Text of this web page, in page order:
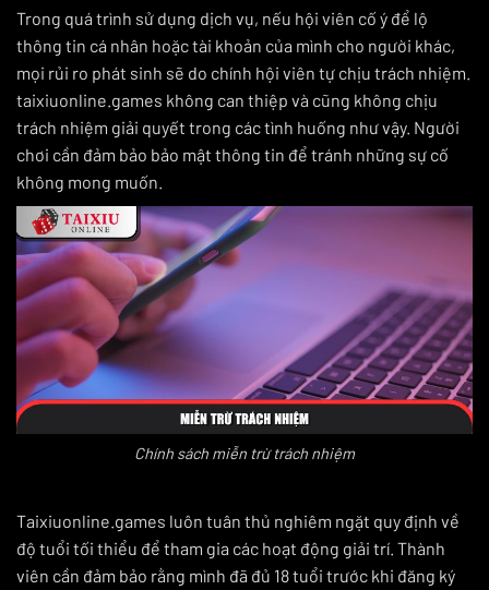
Trong quá trình sử dụng dịch vụ, nếu hội viên cố ý để lộ
thông tin cá nhân hoặc tài khoản của mình cho người khác,
mọi rủi ro phát sinh sẽ do chính hội viên tự chịu trách nhiệm.
taixiuonline.games không can thiệp và cũng không chịu
trách nhiệm giải quyết trong các tình huống như vậy. Người
chơi cần đảm bảo bảo mật thông tin để tránh những sự cố
không mong muốn.
Chính sách miễn trừ trách nhiệm
Taixiuonline.games luôn tuân thủ nghiêm ngặt quy định về
độ tuổi tối thiểu để tham gia các hoạt động giải trí. Thành
viên cần đảm bảo rằng mình đã đủ 18 tuổi trước khi đăng ký